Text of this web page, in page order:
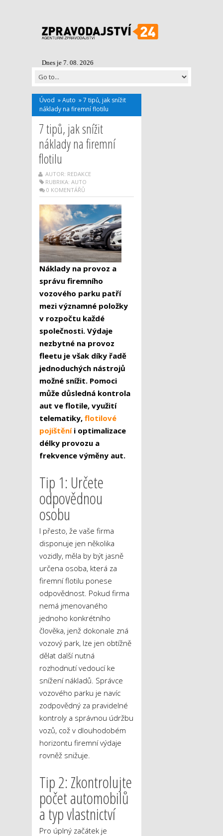
Dnes je 7. 08. 2026
Úvod »Auto »7 tipů, jak snížit
náklady na firemní flotilu
7 tipů, jak snížit
náklady na firemní
flotilu
AUTOR: REDAKCE
RUBRIKA: AUTO
0 KOMENTÁŘŮ
Náklady na provoz a
správu firemního
vozového parku patří
mezi významné položky
v rozpočtu každé
společnosti. Výdaje
nezbytné na provoz
fleetu je však díky řadě
jednoduchých nástrojů
možné snížit. Pomoci
může důsledná kontrola
aut ve flotile, využití
telematiky, flotilové
pojištěníi optimalizace
délky provozu a
frekvence výměny aut.
Tip 1: Určete
odpovědnou
osobu
I přesto, že vaše firma
disponuje jen několika
vozidly, měla by být jasně
určena osoba, která za
firemní flotilu ponese
odpovědnost. Pokud firma
nemá jmenovaného
jednoho konkrétního
člověka, jenž dokonale zná
vozový park, lze jen obtížně
dělat další nutná
rozhodnutí vedoucí ke
snížení nákladů. Správce
vozového parku je navíc
zodpovědný za pravidelné
kontroly a správnou údržbu
vozů, což v dlouhodobém
horizontu firemní výdaje
rovněž snižuje.
Tip 2: Zkontrolujte
počet automobilů
a typ vlastnictví
Pro úplný začátek je